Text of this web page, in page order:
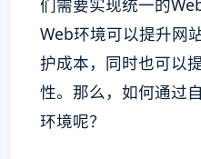
们需要实现统一的
Web环境可以提升网
护成本，同时也可以
性。那么，如何通过
环境呢？